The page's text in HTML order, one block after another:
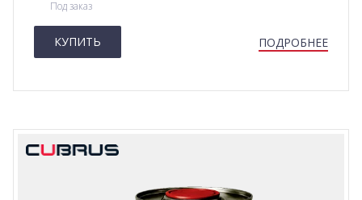
Под заказ
КУПИТЬ ПОДРОБНЕЕ